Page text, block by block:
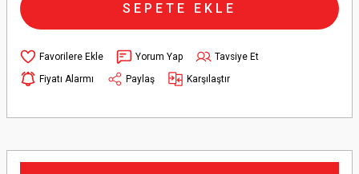
SEPETE EKLE
Yorum Yap
Tavsiye Et
Fiyatı Alarmı
Paylaş Karşılaştır